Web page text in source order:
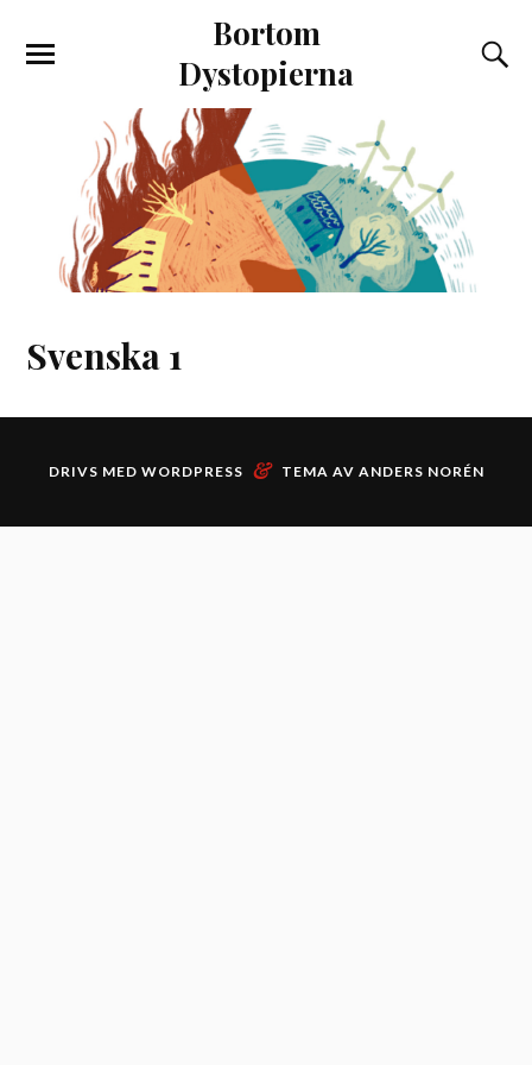
Bortom
Dystopierna
Svenska 1
DRIVS MED WORDPRESS & TEMA AV ANDERS NORÉN